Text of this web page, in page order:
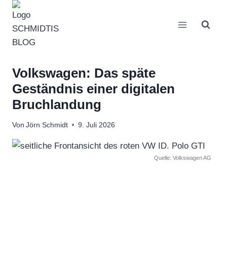
Zum
Inhalt
springen
Volkswagen: Das späte
Geständnis einer digitalen
Bruchlandung
Von Jörn Schmidt 9. Juli 2026
Quelle: Volkswagen AG